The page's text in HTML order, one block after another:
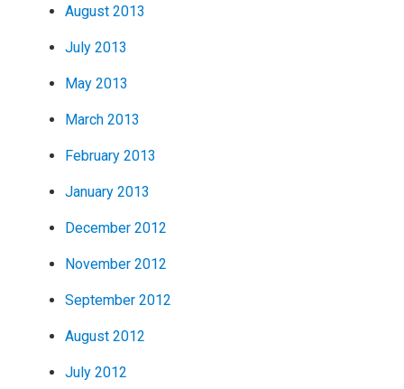
August 2013
July 2013
May 2013
March 2013
February 2013
January 2013
December 2012
November 2012
September 2012
August 2012
July 2012